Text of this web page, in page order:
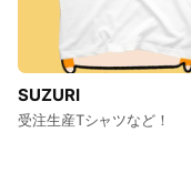
SUZURI
受注生産Tシャツなど！